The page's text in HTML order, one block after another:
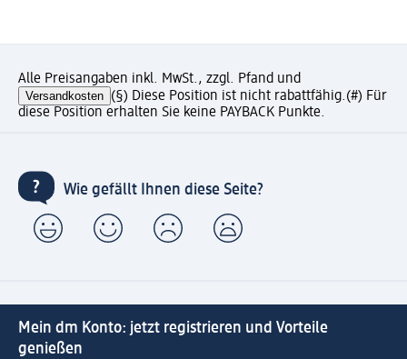
Alle Preisangaben inkl. MwSt., zzgl. Pfand und
Versandkosten (§) Diese Position ist nicht rabattfähig.(#) Für
diese Position erhalten Sie keine PAYBACK Punkte.
Wie gefällt Ihnen diese Seite?
Mein dm Konto: jetzt registrieren und Vorteile
genießen